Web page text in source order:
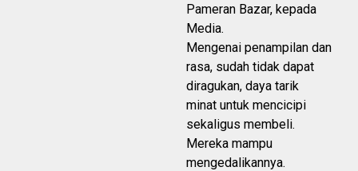
Pameran Bazar, kepada
Media.
Mengenai penampilan dan
rasa, sudah tidak dapat
diragukan, daya tarik
minat untuk mencicipi
sekaligus membeli.
Mereka mampu
mengedalikannya.